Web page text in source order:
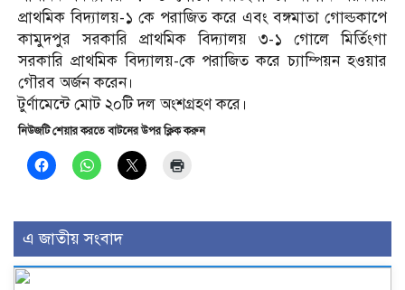
প্রাথমিক বিদ্যালয়-১ কে পরাজিত করে এবং বঙ্গমাতা গোল্ডকাপে
কামুদপুর সরকারি প্রাথমিক বিদ্যালয় ৩-১ গোলে মির্তিংগা
সরকারি প্রাথমিক বিদ্যালয়-কে পরাজিত করে চ্যাম্পিয়ন হওয়ার
গৌরব অর্জন করেন।
টুর্ণামেন্টে মোট ২০টি দল অংশগ্রহণ করে।
নিউজটি শেয়ার করতে বাটনের উপর ক্লিক করুন
এ জাতীয় সংবাদ